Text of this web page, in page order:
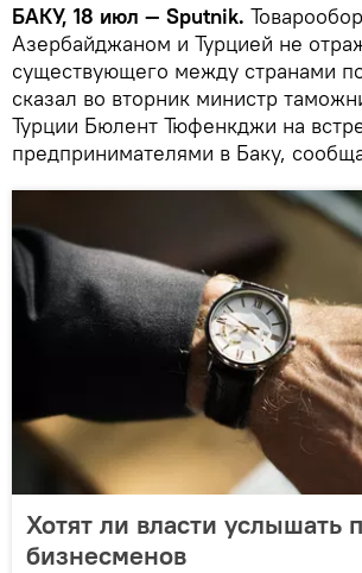
БАКУ, 18 июл — Sputnik.
Азербайджаном и Турцией не
существующего между странами
сказал во вторник министр
Турции Бюлент Тюфенкджи на
предпринимателями в Баку,
Хотят ли власти услышать
бизнесменов